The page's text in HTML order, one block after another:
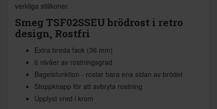
verkliga stilikoner.
Smeg TSF02SSEUbrödrost i retro
design, Rostfri
Extra breda fack (36 mm)
6 nivåer av rostningsgrad
Bagelsfunktion - rostar bara ena sidan av brödet
Stoppknapp för att avbryta rostning
Upplyst vred i krom